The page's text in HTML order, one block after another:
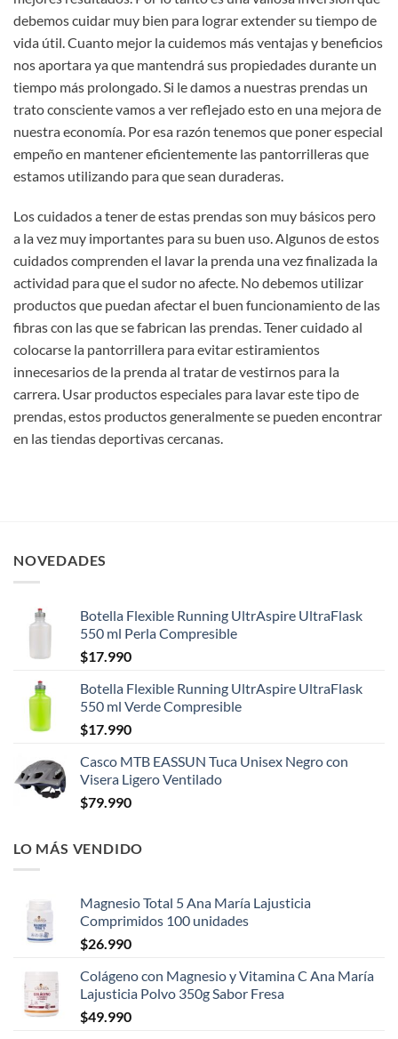
debemos cuidar muy bien para lograr extender su tiempo de
vida útil. Cuanto mejor la cuidemos más ventajas y beneficios
nos aportara ya que mantendrá sus propiedades durante un
tiempo más prolongado. Si le damos a nuestras prendas un
trato consciente vamos a ver reflejado esto en una mejora de
nuestra economía. Por esa razón tenemos que poner especial
empeño en mantener eficientemente las pantorrilleras que
estamos utilizando para que sean duraderas.
Los cuidados a tener de estas prendas son muy básicos pero
a la vez muy importantes para su buen uso. Algunos de estos
cuidados comprenden el lavar la prenda una vez finalizada la
actividad para que el sudor no afecte. No debemos utilizar
productos que puedan afectar el buen funcionamiento de las
fibras con las que se fabrican las prendas. Tener cuidado al
colocarse la pantorrillera para evitar estiramientos
innecesarios de la prenda al tratar de vestirnos para la
carrera. Usar productos especiales para lavar este tipo de
prendas, estos productos generalmente se pueden encontrar
en las tiendas deportivas cercanas.
NOVEDADES
Botella Flexible Running UltrAspire UltraFlask
550 ml Perla Compresible
$17.990
Botella Flexible Running UltrAspire UltraFlask
550 ml Verde Compresible
$17.990
Casco MTB EASSUN Tuca Unisex Negro con
Visera Ligero Ventilado
$79.990
LO MÁS VENDIDO
Magnesio Total 5 Ana María Lajusticia
Comprimidos 100 unidades
$26.990
Colágeno con Magnesio y Vitamina C Ana María
Lajusticia Polvo 350g Sabor Fresa
$49.990